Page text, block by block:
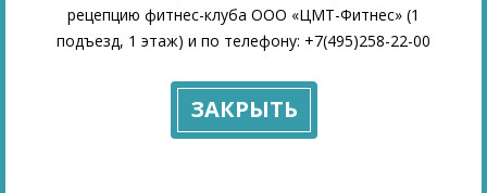
рецепцию фитнес-клуба ООО «ЦМТ-Фитнес» (1
подъезд, 1 этаж) и по телефону: +7(495)258-22-00
ЗАКРЫТЬ